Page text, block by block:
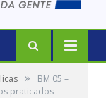
»
BM 05 –
praticados